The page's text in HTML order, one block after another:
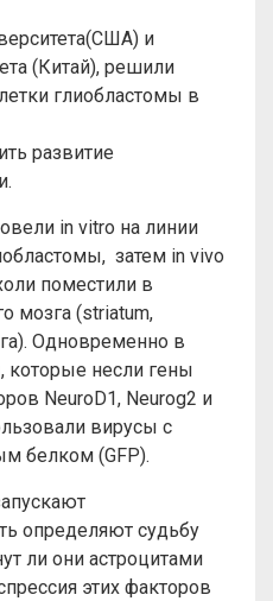
и
(Китай), решили
глиобластомы в
развитие
in vitro на линии
затем in vivo
поместили в
мозга (striatum,
Одновременно в
которые несли гены
NeuroD1, Neurog2 и
вирусы с
белком (GFP).
определяют судьбу
ли они астроцитами
этих факторов